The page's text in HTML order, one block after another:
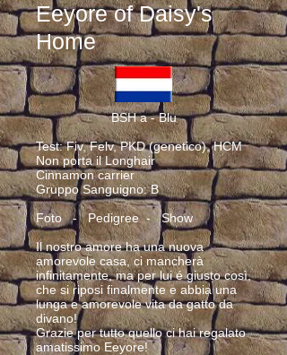
Eeyore of Daisy's
Home
BSH a - Blu
Test: Fiv, Felv, PKD (genetico), HCM
Non porta il Longhair
Cinnamon carrier
Gruppo Sanguigno: B
Foto - Pedigree - Show
Il nostro amore ha una nuova
amorevole casa, ci mancherà
infinitamente, ma per lui é giusto così,
che si riposi finalmente e abbia una
lunga e amorevole vita da gatto da
divano!
Grazie per tutto quello ci hai regalato
amatissimo Eeyore!